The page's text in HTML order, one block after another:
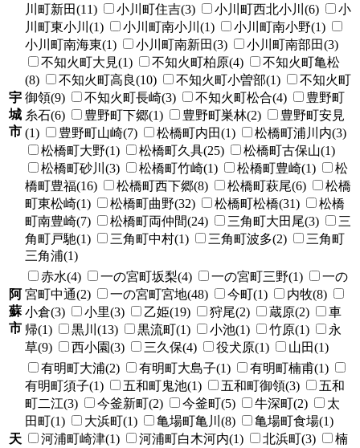
宇
城
市
川町新田(11)
小川町住吉(3) 小川町西北小川(6)
小
川町東小川(1)
小川町南小川(1)
小川町南小野(1)
小川町南海東(1)
小川町南新田(3)
小川町南部田(3)
不知火町大見(1)
不知火町柏原(4)
不知火町亀松
(8)
不知火町高良(10) 不知火町小曽部(1)
不知火町
御領(9)
不知火町長崎(3) 不知火町松合(4)
豊野町
糸石(6)
豊野町下郷(1) 豊野町巣林(2)
豊野町安見
(1)
豊野町山崎(7) 松橋町内田(1)
松橋町浦川内(3)
松橋町大野(1)
松橋町久具(25)
松橋町古保山(1)
松橋町砂川(3)
松橋町竹崎(1) 松橋町豊崎(1)
松
橋町豊福(16)
松橋町西下郷(8) 松橋町萩尾(6)
松橋
町東松崎(1)
松橋町曲野(32) 松橋町松橋(31)
松橋
町南豊崎(7)
松橋町両仲間(24) 三角町大田尾(3)
三
角町戸馳(1)
三角町中村(1) 三角町波多(2)
三角町
三角浦(1)
阿
蘇
市
赤水(4) 一の宮町坂梨(4) 一の宮町三野(1)
一の
宮町中通(2)
一の宮町宮地(48) 今町(1)
内牧(8)
小倉(3)
小里(3) 乙姫(19) 狩尾(2) 蔵原(2)
車
帰(1)
黒川(13) 黒流町(1) 小池(1) 竹原(1)
永
草(9)
西小園(3) 三久保(4) 役犬原(1) 山田(1)
天
有明町大浦(2) 有明町大島子(1)
有明町楠甫(1)
有明町須子(1)
五和町鬼池(1) 五和町御領(3)
五和
町二江(3)
今釜新町(2) 今釜町(5) 牛深町(2)
太
田町(1)
大浜町(1) 亀場町亀川(8)
亀場町食場(1)
河浦町崎津(1)
河浦町白木河内(1) 北浜町(3)
楠